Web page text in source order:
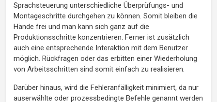
Sprachsteuerung unterschiedliche Überprüfungs- und
Montageschritte durchgehen zu können. Somit bleiben die
Hände frei und man kann sich ganz auf die
Produktionsschritte konzentrieren. Ferner ist zusätzlich
auch eine entsprechende Interaktion mit dem Benutzer
möglich. Rückfragen oder das erbitten einer Wiederholung
von Arbeitsschritten sind somit einfach zu realisieren.
Darüber hinaus, wird die Fehleranfälligkeit minimiert, da nur
auserwählte oder prozessbedingte Befehle genannt werden